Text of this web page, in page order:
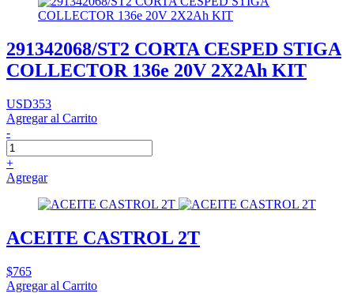
291342068/ST2 CORTA CESPED STIGA
COLLECTOR 136e 20V 2X2Ah KIT
USD353
Agregar al Carrito
-
+
Agregar
ACEITE CASTROL 2T
$765
Agregar al Carrito